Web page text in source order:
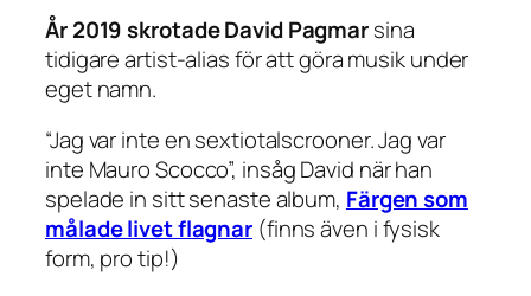
År 2019 skrotade David Pagmarsina
tidigare artist-alias för att göra musik under
eget namn.
“Jag var inte en sextiotalscrooner. Jag var
inte Mauro Scocco”, insåg David när han
spelade in sitt senaste album, Färgen som
målade livet flagnar (finns även i fysisk
form, pro tip!)